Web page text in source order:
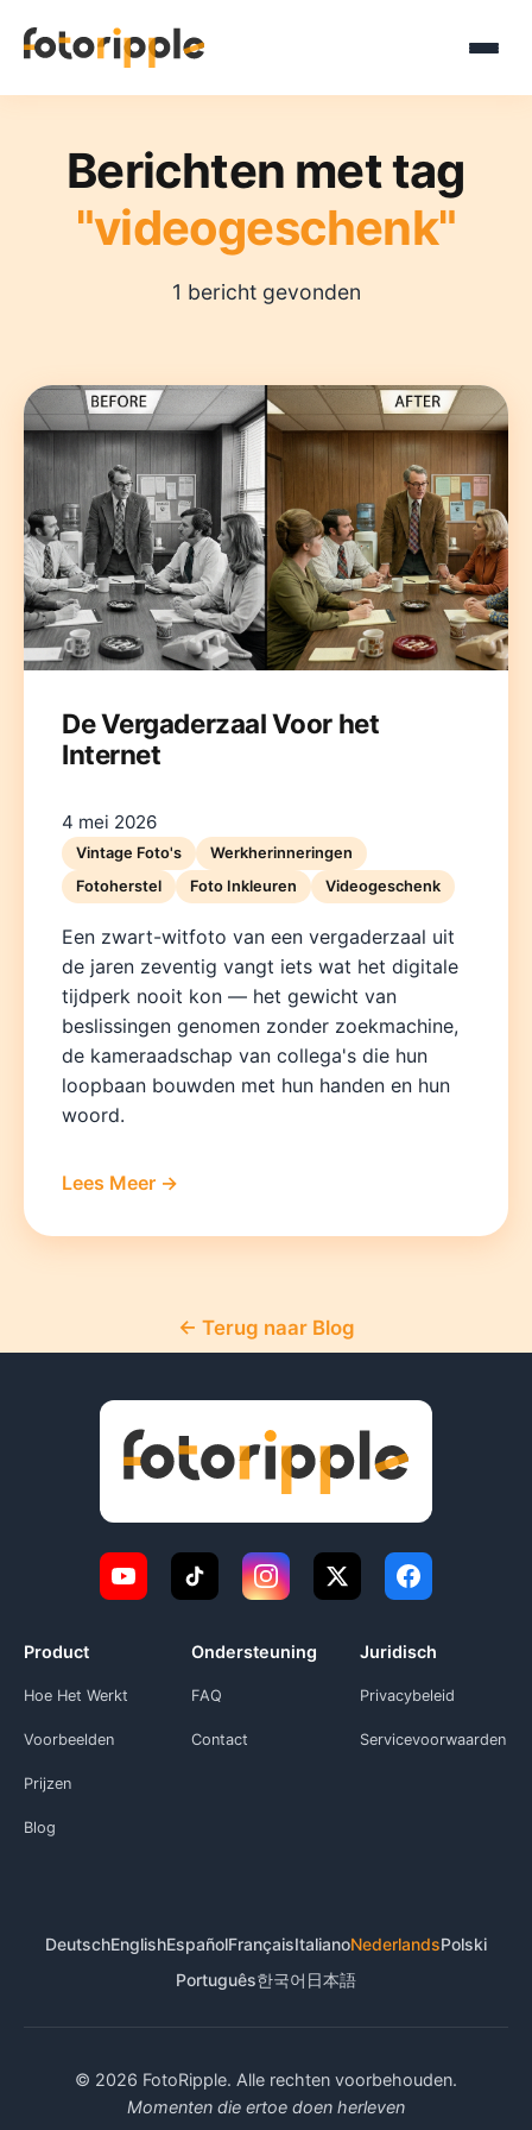
Deutsch
Nederlands
Berichten met tag
"videogeschenk"
1 bericht gevonden
De Vergaderzaal Voor het
Internet
4 mei 2026
Vintage Foto's
Werkherinneringen
Fotoherstel
Foto Inkleuren Videogeschenk
Een zwart-witfoto van een vergaderzaal uit
de jaren zeventig vangt iets wat het digitale
tijdperk nooit kon — het gewicht van
beslissingen genomen zonder zoekmachine,
de kameraadschap van collega's die hun
loopbaan bouwden met hun handen en hun
woord.
Lees Meer →
← Terug naar Blog
Product
Hoe Het Werkt
Voorbeelden
Prijzen
Blog
Ondersteuning
FAQ
Contact
Juridisch
Privacybeleid
Servicevoorwaarden
DeutschEnglishEspañolFrançaisItalianoNederlandsPolski
Português한국어 日本語
© 2026 FotoRipple. Alle rechten voorbehouden.
Momenten die ertoe doen herleven